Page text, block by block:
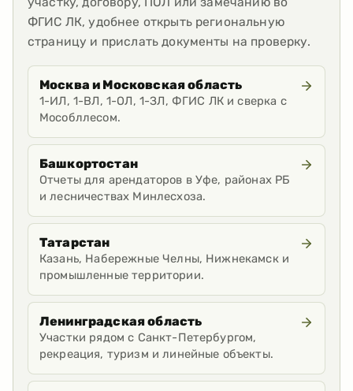
ФГИС ЛК, удобнее открыть региональную
страницу и прислать документы на проверку.
Москва и Московская область
1-ИЛ, 1-ВЛ, 1-ОЛ, 1-ЗЛ, ФГИС ЛК и сверка с
Мособллесом.
Башкортостан
Отчеты для арендаторов в Уфе, районах РБ
и лесничествах Минлесхоза.
Татарстан
Казань, Набережные Челны, Нижнекамск и
промышленные территории.
Ленинградская область
Участки рядом с Санкт-Петербургом,
рекреация, туризм и линейные объекты.